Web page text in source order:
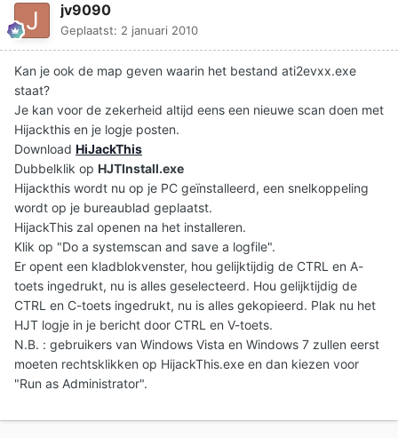
jv9090
Geplaatst: 2 januari 2010
Kan je ook de map geven waarin het bestand ati2evxx.exe
staat?
Je kan voor de zekerheid altijd eens een nieuwe scan doen met
Hijackthis en je logje posten.
Download HiJackThis
Dubbelklik op HJTInstall.exe
Hijackthis wordt nu op je PC geïnstalleerd, een snelkoppeling
wordt op je bureaublad geplaatst.
HijackThis zal openen na het installeren.
Klik op "Do a systemscan and save a logfile".
Er opent een kladblokvenster, hou gelijktijdig de CTRL en A-
toets ingedrukt, nu is alles geselecteerd. Hou gelijktijdig de
CTRL en C-toets ingedrukt, nu is alles gekopieerd. Plak nu het
HJT logje in je bericht door CTRL en V-toets.
N.B. : gebruikers van Windows Vista en Windows 7 zullen eerst
moeten rechtsklikken op HijackThis.exe en dan kiezen voor
"Run as Administrator".